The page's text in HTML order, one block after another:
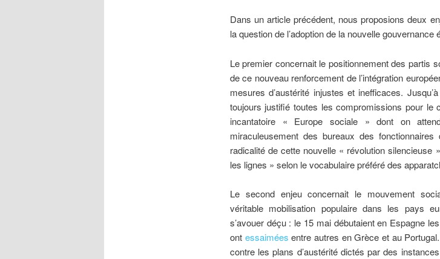
Dans un article précédent, nous proposions deux
la question de l’adoption de la nouvelle gouvernance
Le premier concernait le positionnement des partis
de ce nouveau renforcement de l’intégration
mesures d’austérité injustes et inefficaces.
toujours justifié toutes les compromissions pour le
incantatoire « Europe sociale » dont on
miraculeusement des bureaux des
radicalité de cette nouvelle « révolution silencieuse
les lignes » selon le vocabulaire préféré des
Le second enjeu concernait le mouvement
véritable mobilisation populaire dans les pays
s’avouer déçu : le 15 mai débutaient en Espagne
ont essaimées entre autres en Grèce et au
contre les plans d’austérité dictés par des